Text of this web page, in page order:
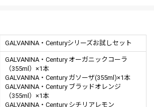
GALVANINA・Centuryシリーズお試しセット
GALVANINA・Century オーガニックコーラ
（355ml）×1本
GALVANINA・Century ガソーザ(355ml)×1本
GALVANINA・Century ブラッドオレンジ
（355ml）×1本
GALVANINA・Century シチリアレモン